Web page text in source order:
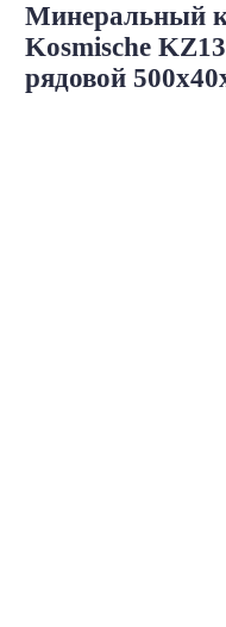
Минеральный
Kosmische
рядовой